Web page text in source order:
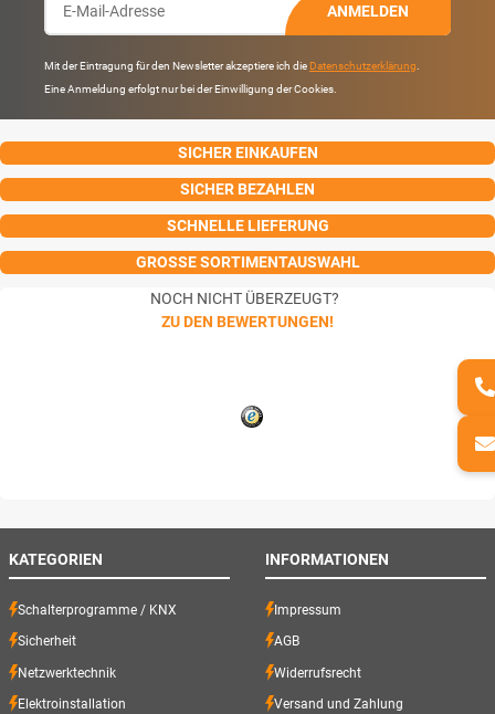
ANMELDEN
Mit der Eintragung für den Newsletter akzeptiere ich die Datenschutzerklärung
Eine Anmeldung erfolgt nur bei der Einwilligung der Cookies.
SICHER EINKAUFEN
SICHER BEZAHLEN
SCHNELLE LIEFERUNG
GROSSE SORTIMENTAUSWAHL
NOCH NICHT ÜBERZEUGT?
ZU DEN BEWERTUNGEN!
KATEGORIEN
Schalterprogramme / KNX
Sicherheit
Netzwerktechnik
Elektroinstallation
INFORMATIONEN
Impressum
AGB
Widerrufsrecht
Versand und Zahlung